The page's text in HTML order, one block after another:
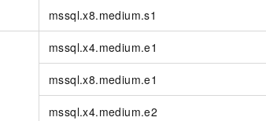
mssql.x8.medium.s1
mssql.x4.medium.e1
mssql.x8.medium.e1
mssql.x4.medium.e2